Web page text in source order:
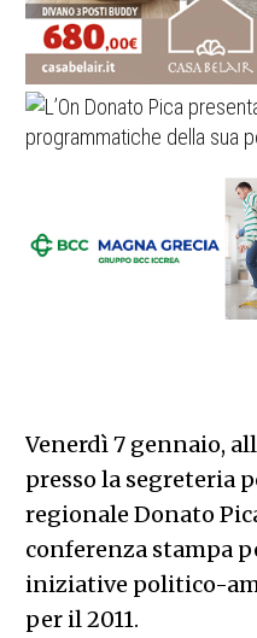
Venerdì 7 gennaio,
presso la segreteria
regionale Donato
conferenza stampa
iniziative politico-
per il 2011.